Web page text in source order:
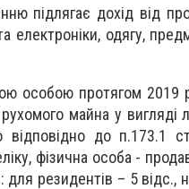
підлягає дохід від
електроніки, одягу,
особою протягом 2019
майна у вигляді
до п.173.1
фізична особа -
резидентів – 5 відс.,